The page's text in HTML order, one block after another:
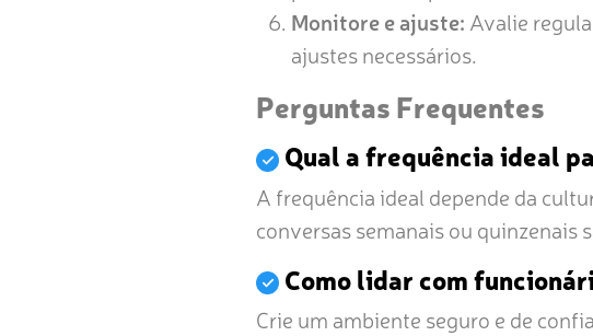
Monitore e ajuste: Avalie
ajustes necessários.
Perguntas Frequentes
Qual a frequência ideal
A frequência ideal depende da
conversas semanais ou quinzenais
Como lidar com
Crie um ambiente seguro e de